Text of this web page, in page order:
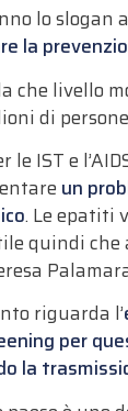
lo slogan
la
che livello
di
le IST e
un
. Le epatiti
quindi
riguarda l’
per
la